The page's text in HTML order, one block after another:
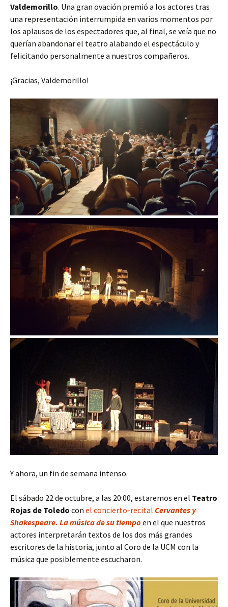
Valdemorillo. Una gran ovación premió a los actores tras
una representación interrumpida en varios momentos por
los aplausos de los espectadores que, al final, se veía que no
querían abandonar el teatro alabando el espectáculo y
felicitando personalmente a nuestros compañeros.
¡Gracias, Valdemorillo!
Y ahora, un fin de semana intenso.
El sábado 22 de octubre, a las 20:00, estaremos en el Teatro
Rojas de Toledo con el concierto-recital Cervantes y
Shakespeare. La música de su tiempo en el que nuestros
actores interpretarán textos de los dos más grandes
escritores de la historia, junto al Coro de la UCM con la
música que posiblemente escucharon.